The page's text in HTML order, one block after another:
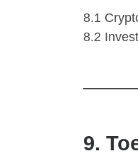
8.1
8.2
9.